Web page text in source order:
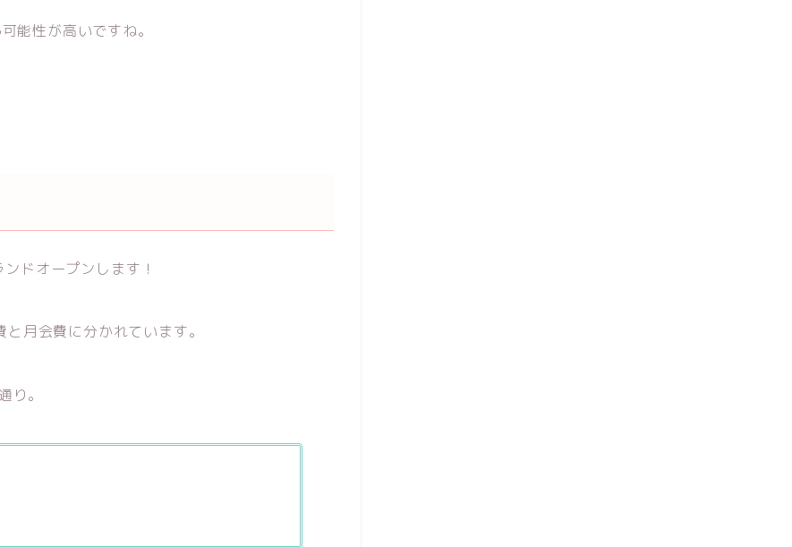
能性が高いですね。
ドオープンします！
月会費に分かれています。
り。